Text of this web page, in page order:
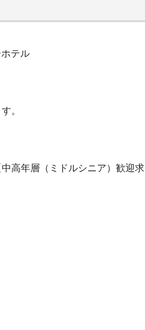
テル
。
高年層（ミドルシニア）歓迎求